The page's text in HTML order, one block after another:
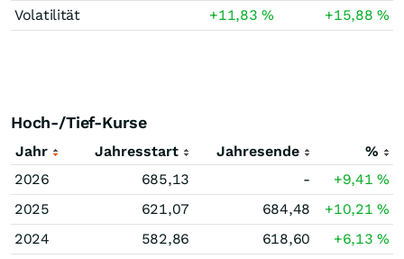
Volatilität
+11,83% +15,88%
Hoch-/Tief-Kurse
Jahr Jahresstart Jahresende
%
2026
685,13 - +9,41%
2025
621,07 684,48 +10,21%
2024
582,86 618,60 +6,13%